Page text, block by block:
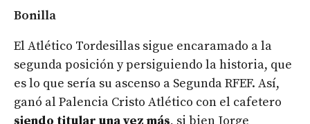
Bonilla
El Atlético Tordesillas sigue encaramado a la
segunda posición y persiguiendo la historia, que
es lo que sería su ascenso a Segunda RFEF. Así,
ganó al Palencia Cristo Atlético con el cafetero